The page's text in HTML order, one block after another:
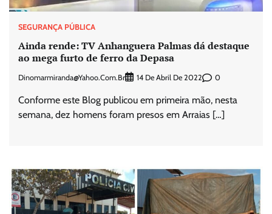
SEGURANÇA PÚBLICA
Ainda rende: TV Anhanguera Palmas dá destaque
ao mega furto de ferro da Depasa
Dinomarmiranda@yahoo.com.br 14 De Abril De 2022 0
Conforme este Blog publicou em primeira mão, nesta
semana, dez homens foram presos em Arraias […]